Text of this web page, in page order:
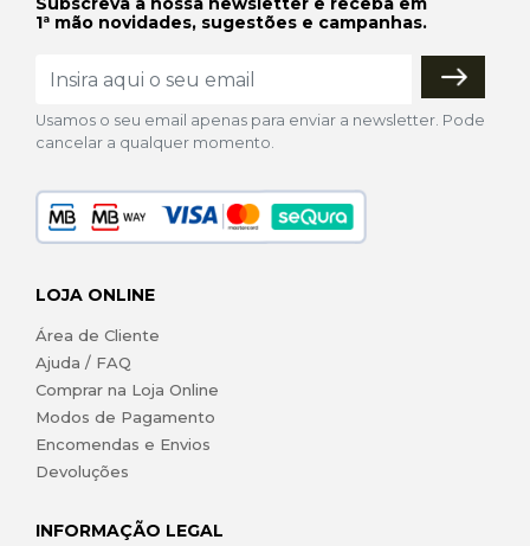
1ª mão novidades, sugestões e campanhas.
Usamos o seu email apenas para enviar a newsletter. Pode
cancelar a qualquer momento.
LOJA ONLINE
Área de Cliente
Ajuda / FAQ
Comprar na Loja Online
Modos de Pagamento
Encomendas e Envios
Devoluções
INFORMAÇÃO LEGAL